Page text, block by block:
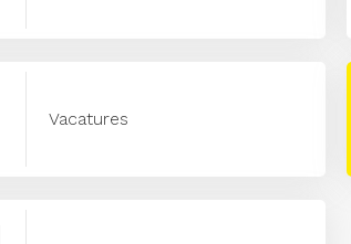
Vacatures